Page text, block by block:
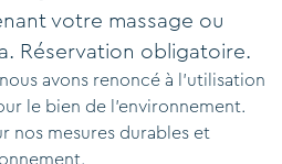
votre massage ou
Réservation obligatoire.
avons renoncé à l'utilisation
le bien de l'environnement.
nos mesures durables et